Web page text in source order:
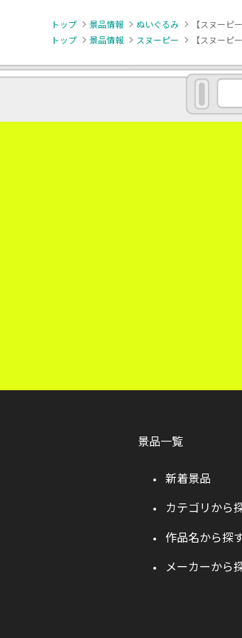
トップ 景品情報 ぬいぐるみ
【スヌーピ
トップ
景品情報 スヌーピー 【スヌーピ
景品一覧
新着景品
カテゴリから
作品名から探
メーカーから